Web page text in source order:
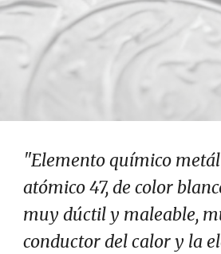
"Elemento químico
atómico 47, de color
muy dúctil y maleable,
conductor del calor y la